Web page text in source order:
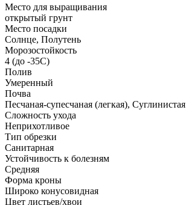
Место для выращивания
открытый грунт
Место посадки
Солнце, Полутень
Морозостойкость
4 (до -35С)
Полив
Умеренный
Почва
Песчаная-супесчаная (легкая), Суглинистая
Сложность ухода
Неприхотливое
Тип обрезки
Санитарная
Устойчивость к болезням
Средняя
Форма кроны
Широко конусовидная
Цвет листьев/хвои